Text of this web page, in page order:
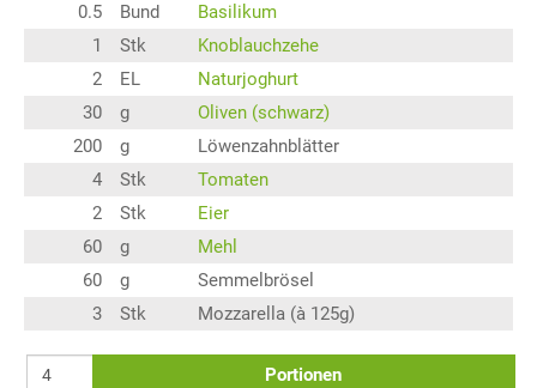
0.5
Bund
Basilikum
1
Stk
Knoblauchzehe
2
EL
Naturjoghurt
30
g
Oliven (schwarz)
200
g
Löwenzahnblätter
4
Stk
Tomaten
2
Stk
Eier
60
g
Mehl
60
g
Semmelbrösel
3
Stk Mozzarella (à 125g)
Portionen